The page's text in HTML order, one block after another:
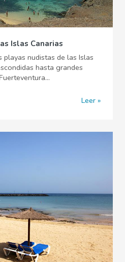
Islas Canarias
nudistas de las Islas
hasta grandes
Leer